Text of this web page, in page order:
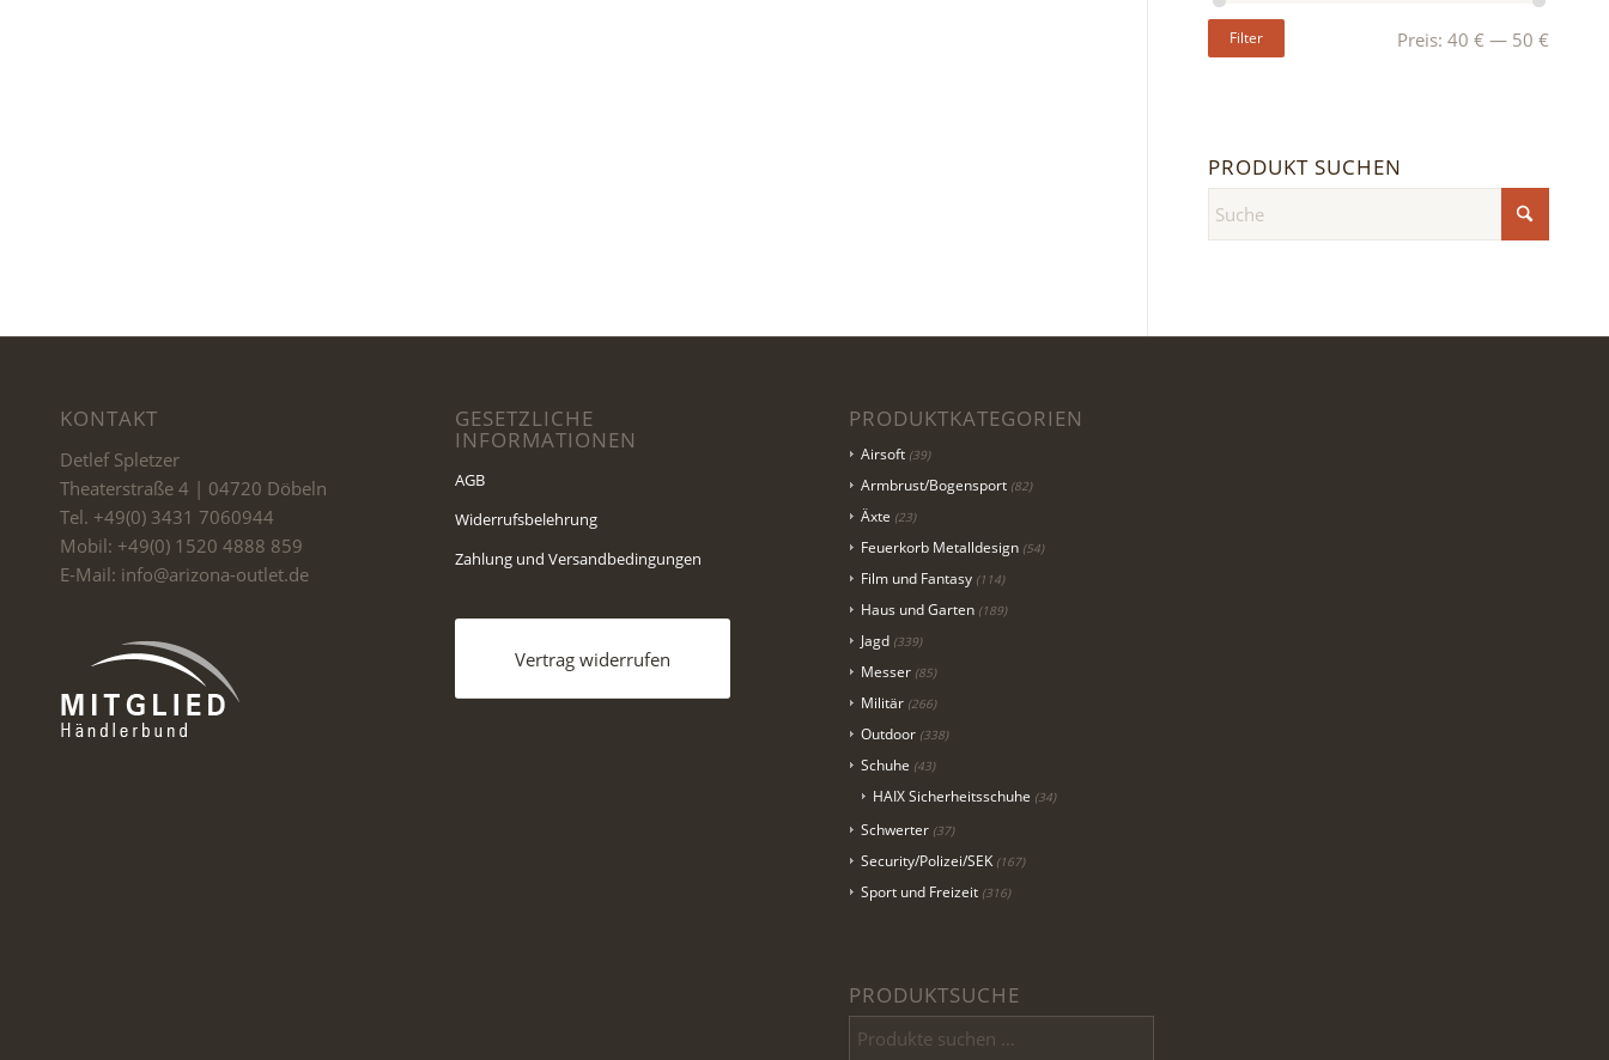
Filter Preis: 40 € — 50 €
PRODUKT SUCHEN
KONTAKT
Detlef Spletzer
Theaterstraße 4 | 04720 Döbeln
Tel. +49(0) 3431 7060944
Mobil: +49(0) 1520 4888 859
E-Mail: info@arizona-outlet.de
GESETZLICHE
INFORMATIONEN
AGB
Widerrufsbelehrung
Zahlung und Versandbedingungen
Vertrag widerrufen
PRODUKTKATEGORIEN
Airsoft (39)
Armbrust/Bogensport (82)
Äxte (23)
Feuerkorb Metalldesign (54)
Film und Fantasy (114)
Haus und Garten (189)
Jagd (339)
Messer (85)
Militär (266)
Outdoor (338)
Schuhe (43)
HAIX Sicherheitsschuhe (34)
Schwerter (37)
Security/Polizei/SEK (167)
Sport und Freizeit (316)
PRODUKTSUCHE